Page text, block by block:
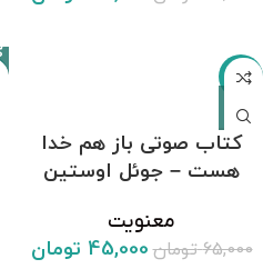
-31%
کتاب صوتی باز هم خدا
هست – جوئل اوستین
معنویت
65,000 تومان 45,000 تومان